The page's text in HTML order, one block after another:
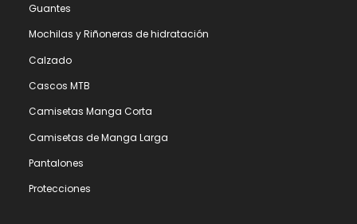
Guantes
Mochilas y Riñoneras de hidratación
Calzado
Cascos MTB
Camisetas Manga Corta
Camisetas de Manga Larga
Pantalones
Protecciones